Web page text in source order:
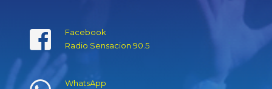
Facebook
Radio Sensacion 90.5
WhatsApp